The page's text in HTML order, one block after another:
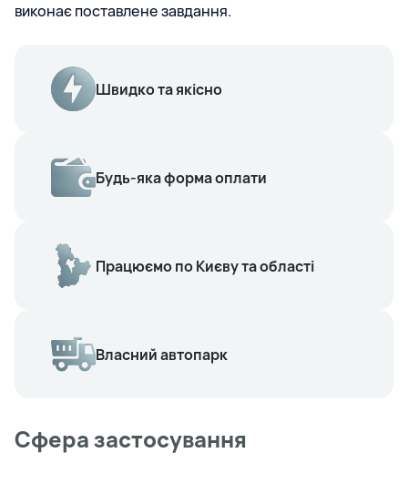
виконає поставлене завдання.
Швидко та якісно
Будь-яка форма оплати
Працюємо по Києву та області
Власний автопарк
Сфера застосування